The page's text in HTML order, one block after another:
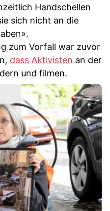
Handschellen
sich nicht an die
zum Vorfall war zuvor
dass Aktivisten an der
und filmen.